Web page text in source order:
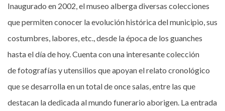
Inaugurado en 2002, el museo alberga diversas colecciones
que permiten conocer la evolución histórica del municipio, sus
costumbres, labores, etc., desde la época de los guanches
hasta el día de hoy. Cuenta con una interesante colección
de fotografías y utensilios que apoyan el relato cronológico
que se desarrolla en un total de once salas, entre las que
destacan la dedicada al mundo funerario aborigen. La entrada